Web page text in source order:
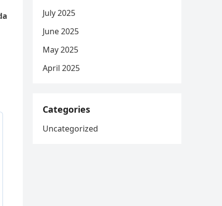
July 2025
June 2025
May 2025
April 2025
Categories
Uncategorized